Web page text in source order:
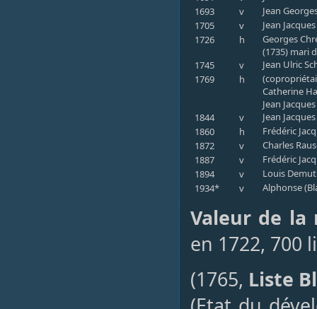
1693
v
Jean
1705
v
Jean
1726
h
Georges
(1735) mari
1745
v
Jean Ulric
1769
h
Catherine
Jean
1844
v
Jean
1860
h
Frédéric
1872
v
Charles
1887
v
Frédéric
1894
v
Louis
1934*
v Alphonse
Valeur de la
en 1722, 700
(1765, Liste